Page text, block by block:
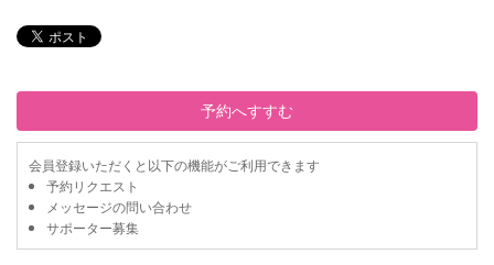
予約へすすむ
会員登録いただくと以下の機能がご利用できます
予約リクエスト
メッセージの問い合わせ
サポーター募集